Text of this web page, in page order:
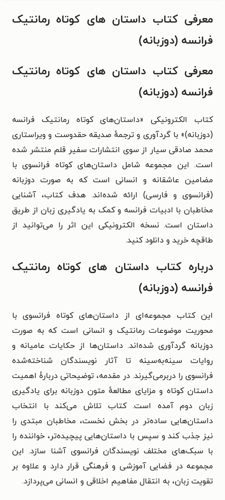
معرفی کتاب داستان های کوتاه رمانتیک
فرانسه (دوزبانه)
معرفی کتاب داستان های کوتاه رمانتیک
فرانسه (دوزبانه)
کتاب الکترونیکی «داستان‌های کوتاه رمانتیک فرانسه
(دوزبانه)» با گردآوری و ترجمهٔ صدیقه حقدوست و ویراستاری
محمد صادقی سیار از سوی انتشارات سفیر قلم منتشر شده
است. این مجموعه شامل داستان‌های کوتاه فرانسوی با
مضامین عاشقانه و انسانی است که به صورت دوزبانه
(فرانسوی و فارسی) ارائه شده‌اند. هدف کتاب، آشنایی
مخاطبان با ادبیات فرانسه و کمک به یادگیری زبان از طریق
داستان است. نسخه الکترونیکی این اثر را می‌توانید از
طاقچه خرید و دانلود کنید.
درباره کتاب داستان های کوتاه رمانتیک
فرانسه (دوزبانه)
این کتاب مجموعه‌ای از داستان‌های کوتاه فرانسوی با
محوریت موضوعات رمانتیک و انسانی است که به صورت
دوزبانه گردآوری شده‌اند. داستان‌ها از حکایات عامیانه و
روایات سینه‌به‌سینه تا آثار نویسندگان شناخته‌شده
فرانسوی را دربرمی‌گیرند. در مقدمه، توضیحاتی دربارهٔ اهمیت
داستان کوتاه و مزایای مطالعهٔ متون دوزبانه برای یادگیری
زبان دوم آمده است. کتاب تلاش می‌کند با انتخاب
داستان‌هایی ساده‌تر در بخش نخست، مخاطبان مبتدی را
نیز جذب کند و سپس با داستان‌هایی پیچیده‌تر، خواننده را
با سبک‌های مختلف نویسندگان فرانسوی آشنا سازد. این
مجموعه در فضایی آموزشی و فرهنگی قرار دارد و علاوه بر
تقویت زبان، به انتقال مفاهیم اخلاقی و انسانی می‌پردازد.